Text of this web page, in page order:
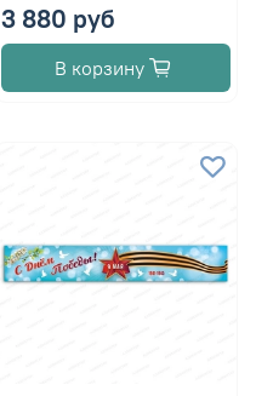
3 880 руб
В корзину